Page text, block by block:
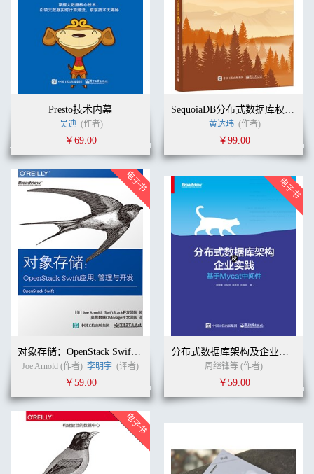
Presto技术内幕
吴迪 (作者)
￥69.00
SequoiaDB分布式数据库权威指南
黄达玮 (作者)
￥99.00
对象存储：OpenStack Swift应用、管理与开发
Joe Arnold (作者) 李明宇 (译者)
￥59.00
分布式数据库架构及企业实践——基于Mycat中间件
周继锋等 (作者)
￥59.00